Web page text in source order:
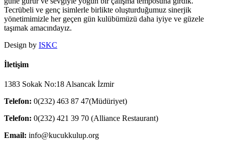
Tecrübeli ve genç isimlerle birlikte oluşturduğumuz sinerjik
yönetimimizle her geçen gün kulübümüzü daha iyiye ve güzele
taşımak amacındayız.
Design by ISKC
İletişim
1383 Sokak No:18 Alsancak İzmir
Telefon: 0(232) 463 87 47(Müdüriyet)
Telefon: 0(232) 421 39 70 (Alliance Restaurant)
Email: info@kucukkulup.org